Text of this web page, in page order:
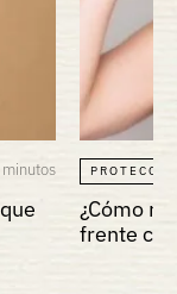
¿Cómo
frente